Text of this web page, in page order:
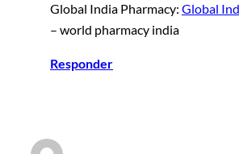
Global India Pharmacy: Global
– world pharmacy india
Responder